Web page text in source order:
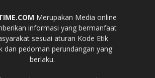
Merupakan Media online
informasi yang bermanfaat
sesuai aturan Kode Etik
dan pedoman perundangan yang
berlaku.